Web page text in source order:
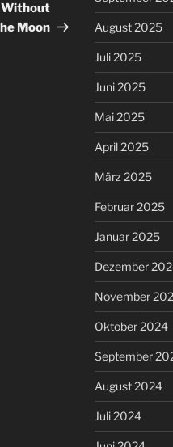
Beitrag
Without
Moon
August 2025
Juli 2025
Juni 2025
Mai 2025
April 2025
März 2025
Februar 2025
Januar 2025
Dezember
November
Oktober 2024
September
August 2024
Juli 2024